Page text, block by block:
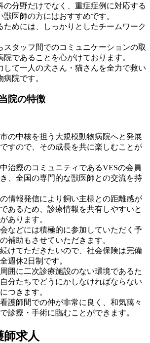
の分野だけでなく、重症症例に対応する
医師の方にはおすすめです。
ためには、しっかりとしたチームワーク
スタッフ間でのコミュニケーションの取
院であることを心がけております。
して一人の犬さん・猫さんを全力で救い
院です。
院の特徴
の中核を担う大規模動物病院へと発展
すので、その成長を共に楽しむことが
治療のコミュニティであるVESの会員
、全国の専門的な獣医師との交流を持
情報発信により飼い主様との距離感が
あるため、診療情報を共有しやすいと
あります。
などには積極的に参加していただく予
補助もさせていただきます。
けてただきたいので、社会保険は完備
週休2日制です。
囲に二次診療施設のない環境であるた
分たちでどうにかしなければならない
つきます。
護師間での仲が非常に良く、和気藹々
診療・手術に臨むことができます。
師求人